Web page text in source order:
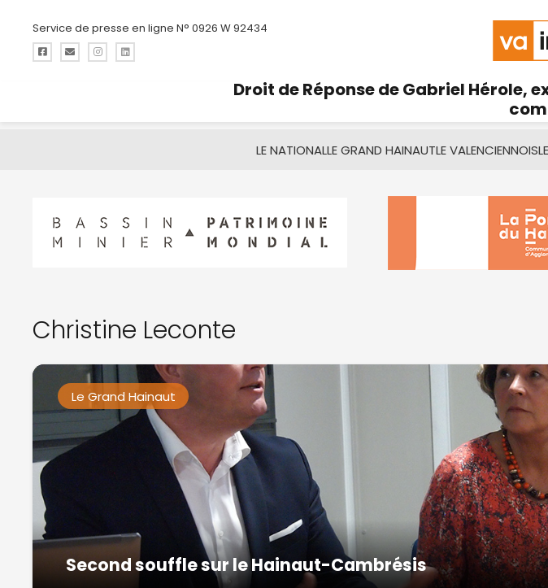
Service de presse en ligne N° 0926 W 92434
Droit de Réponse de Gabriel
LE NATIONALLE GRAND HAINAUTLE VALENCIENNOIS
Christine Leconte
Le Grand Hainaut
Second souffle sur le Hainaut-Cambrésis